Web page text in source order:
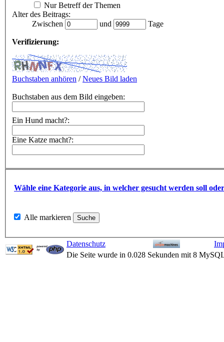
Nur Betreff der Themen
Alter des Beitrags:
Zwischen
und Tage
Verifizierung:
Buchstaben anhören /Neues Bild laden
Buchstaben aus dem Bild eingeben:
Ein Hund macht?:
Eine Katze macht?:
Wähle eine Kategorie aus, in welcher gesucht werden soll
Alle markieren
Datenschutz
Die Seite wurde in 0.028 Sekunden mit 8